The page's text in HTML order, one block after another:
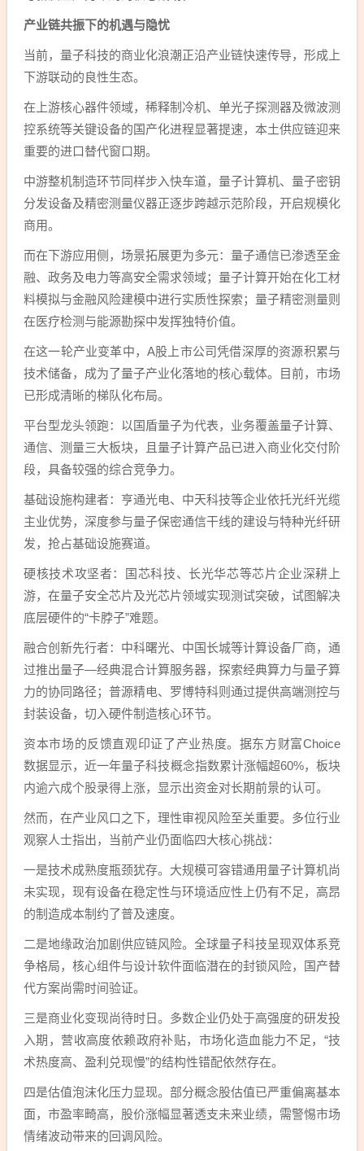
产业链共振下的机遇与隐忧
当前，量子科技的商业化浪潮正沿产业链快速传导，形成上
下游联动的良性生态。
在上游核心器件领域，稀释制冷机、单光子探测器及微波测
控系统等关键设备的国产化进程显著提速，本土供应链迎来
重要的进口替代窗口期。
中游整机制造环节同样步入快车道，量子计算机、量子密钥
分发设备及精密测量仪器正逐步跨越示范阶段，开启规模化
商用。
而在下游应用侧，场景拓展更为多元：量子通信已渗透至金
融、政务及电力等高安全需求领域；量子计算开始在化工材
料模拟与金融风险建模中进行实质性探索；量子精密测量则
在医疗检测与能源勘探中发挥独特价值。
在这一轮产业变革中，A股上市公司凭借深厚的资源积累与
技术储备，成为了量子产业化落地的核心载体。目前，市场
已形成清晰的梯队化布局。
平台型龙头领跑：以国盾量子为代表，业务覆盖量子计算、
通信、测量三大板块，且量子计算产品已进入商业化交付阶
段，具备较强的综合竞争力。
基础设施构建者：亨通光电、中天科技等企业依托光纤光缆
主业优势，深度参与量子保密通信干线的建设与特种光纤研
发，抢占基础设施赛道。
硬核技术攻坚者：国芯科技、长光华芯等芯片企业深耕上
游，在量子安全芯片及光芯片领域实现测试突破，试图解决
底层硬件的“卡脖子”难题。
融合创新先行者：中科曙光、中国长城等计算设备厂商，通
过推出量子—经典混合计算服务器，探索经典算力与量子算
力的协同路径；普源精电、罗博特科则通过提供高端测控与
封装设备，切入硬件制造核心环节。
资本市场的反馈直观印证了产业热度。据东方财富Choice
数据显示，近一年量子科技概念指数累计涨幅超60%，板块
内逾六成个股录得上涨，显示出资金对长期前景的认可。
然而，在产业风口之下，理性审视风险至关重要。多位行业
观察人士指出，当前产业仍面临四大核心挑战：
一是技术成熟度瓶颈犹存。大规模可容错通用量子计算机尚
未实现，现有设备在稳定性与环境适应性上仍有不足，高昂
的制造成本制约了普及速度。
二是地缘政治加剧供应链风险。全球量子科技呈现双体系竞
争格局，核心组件与设计软件面临潜在的封锁风险，国产替
代方案尚需时间验证。
三是商业化变现尚待时日。多数企业仍处于高强度的研发投
入期，营收高度依赖政府补贴，市场化造血能力不足，“技
术热度高、盈利兑现慢”的结构性错配依然存在。
四是估值泡沫化压力显现。部分概念股估值已严重偏离基本
面，市盈率畸高，股价涨幅显著透支未来业绩，需警惕市场
情绪波动带来的回调风险。